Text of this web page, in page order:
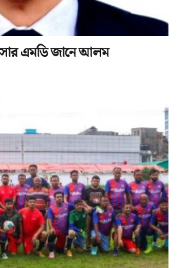
এমডি জানে আলম